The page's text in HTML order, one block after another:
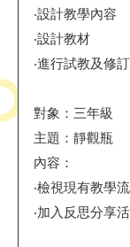
‧設計教學內容
‧設計教材
‧進行試教及修訂
對象：三年級
主題：靜觀瓶
內容：
‧檢視現有教學
‧加入反思分享